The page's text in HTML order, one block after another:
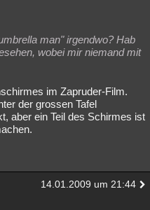
man" irgendwo? Hab
wobei mir niemand mit
im Zapruder-Film.
der grossen Tafel
aber ein Teil des Schirmes ist
14.01.2009 um 21:44